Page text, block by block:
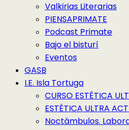
Valkirias Literarias
PIENSAPRIMATE
Podcast Primate
Bajo el bisturí
Eventos
GASB
I.E. Isla Tortuga
CURSO ESTÉTICA
ESTÉTICA ULTRA
Noctámbulos.